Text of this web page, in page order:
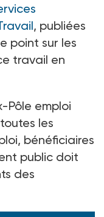
, publiées
point sur les
travail en
Pôle emploi
les
bénéficiaires
public doit
des